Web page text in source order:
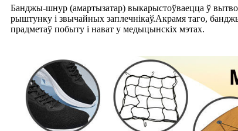
Банджы-шнур (амартызатар) выкарыстоўваецца ў
рыштунку і звычайных заплечнікаў.Акрамя таго,
прадметаў побыту і нават у медыцынскіх мэтах.